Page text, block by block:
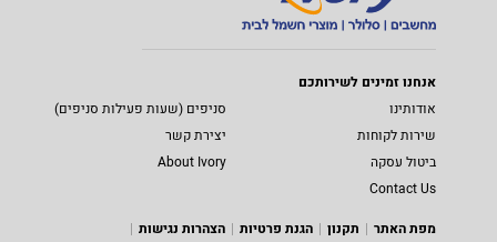
אנחנו זמינים לשירותכם
אודותינו
סניפים (שעות פעילות סניפים)
שירות לקוחות
יצירת קשר
ביטול עסקה
About Ivory
Contact Us
מפת האתר
תקנון הגנת פרטיות
הצהרות נגישות